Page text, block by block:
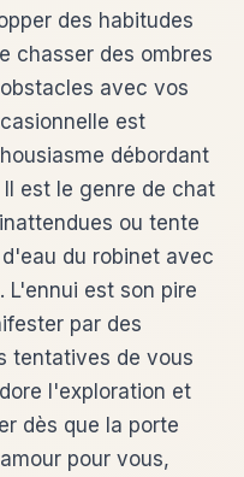
des habitudes
chasser des ombres
avec vos
est
débordant
est le genre de chat
ou tente
du robinet avec
L'ennui est son pire
par des
tentatives de vous
l'exploration et
dès que la porte
pour vous,